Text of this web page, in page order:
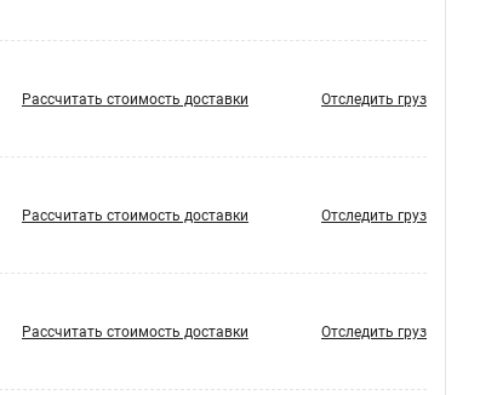
Рассчитать стоимость доставки Отследить груз
Рассчитать стоимость доставки Отследить груз
Рассчитать стоимость доставки Отследить груз